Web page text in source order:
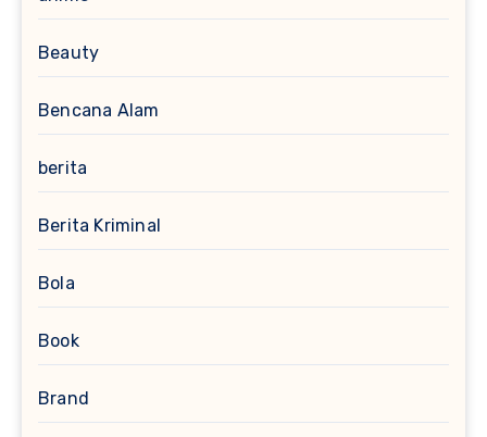
Beauty
Bencana Alam
berita
Berita Kriminal
Bola
Book
Brand